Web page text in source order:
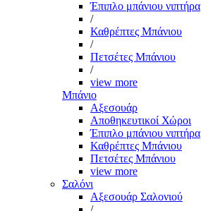
Έπιπλο μπάνιου νιπτήρα
/
Καθρέπτες Μπάνιου
/
Πετσέτες Μπάνιου
/
view more
Μπάνιο
Αξεσουάρ
Αποθηκευτικοί Χώροι
Έπιπλο μπάνιου νιπτήρα
Καθρέπτες Μπάνιου
Πετσέτες Μπάνιου
view more
Σαλόνι
Αξεσουάρ Σαλονιού